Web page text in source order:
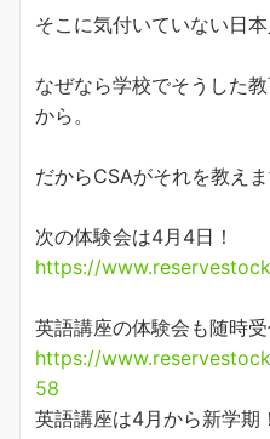
そこに気付いていない日本
なぜなら学校でそうした
から。
だからCSAがそれを教えま
次の体験会は4月4日！
https://
英語講座の体験会も随時受
https://
58
英語講座は4月から新学期！